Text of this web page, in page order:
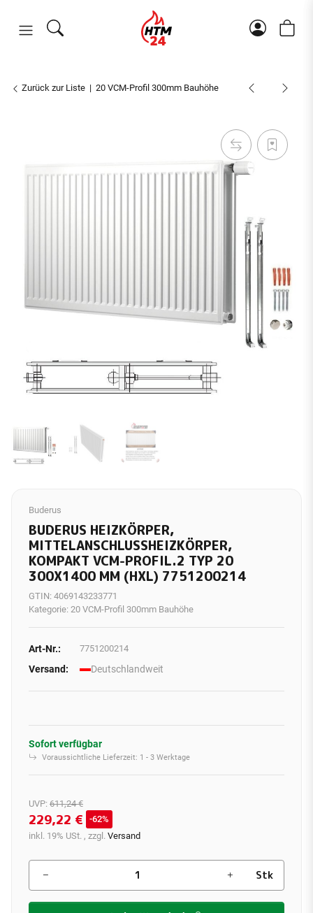
Zurück zur Liste 20 VCM-Profil 300mm Bauhöhe
Buderus
BUDERUS HEIZKÖRPER,
MITTELANSCHLUSSHEIZKÖRPER,
KOMPAKT VCM-PROFIL.2 TYP 20
300X1400 MM (HXL) 7751200214
GTIN: 4069143233771
Kategorie: 20 VCM-Profil 300mm Bauhöhe
Art-Nr.: 7751200214
Versand: Deutschlandweit
Sofort verfügbar
Voraussichtliche Lieferzeit: 1 - 3 Werktage
UVP: 611,24 €
229,22 €
62%
inkl. 19% USt. , zzgl. Versand
Stk